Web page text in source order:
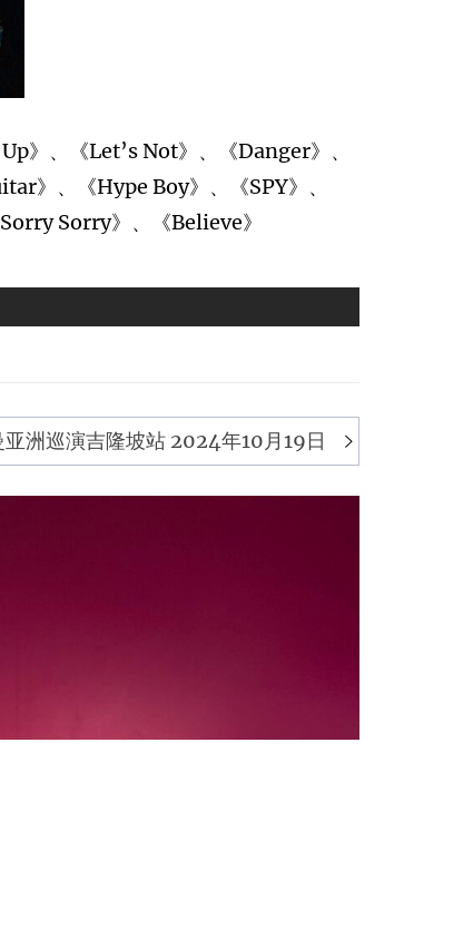
》、《Let’s Not》、《Danger》、
》、《Hype Boy》、《SPY》、
Sorry》、《Believe》
亚洲巡演吉隆坡站 2024年10月19日